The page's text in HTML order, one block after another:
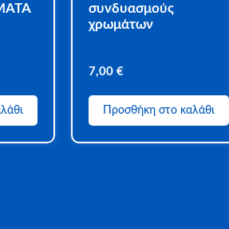
συνδυασμούς
χρωμάτων
7,00 €
Προσθήκη στο καλάθι